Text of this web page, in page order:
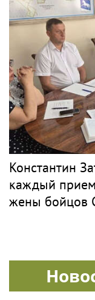
Константин
каждый
жены бойцов